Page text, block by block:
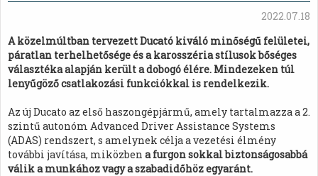
2022.07.18
A közelmúltban tervezett Ducató kiváló minőségű felületei,
páratlan terhelhetősége és a karosszéria stílusok bőséges
választéka alapján került a dobogó élére. Mindezeken túl
lenyűgöző csatlakozási funkciókkal is rendelkezik.
Az új Ducato az első haszongépjármű, amely tartalmazza a 2.
szintű autonóm Advanced Driver Assistance Systems
(ADAS) rendszert, s amelynek célja a vezetési élmény
további javítása, miközben a furgon sokkal biztonságosabbá
válik a munkához vagy a szabadidőhöz egyaránt.